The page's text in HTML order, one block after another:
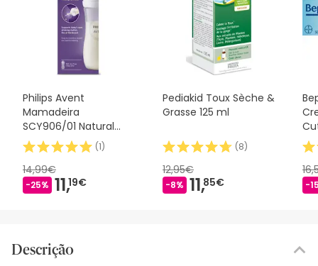
Philips Avent
Mamadeira
SCY906/01 Natural
Response 330ml
(1)
14,99€
-25% 11,19€
Pediakid Toux Sèche &
Grasse 125 ml
(8)
12,95€
-8% 11,85€ -
Descrição